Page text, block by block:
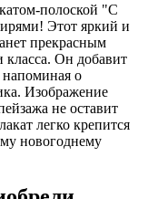
полоской "С
Этот яркий и
прекрасным
Он добавит
напоминая о
Изображение
не оставит
легко крепится
новогоднему